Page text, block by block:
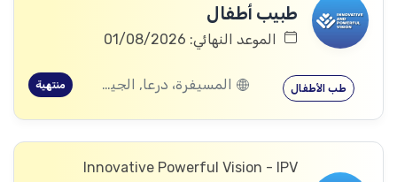
طبيب أطفال
الموعد النهائي: 01/08/2026
طب الأطفال المسيفرة، درعا, الجيزة، درعا, بصر الحرير، درعا منتهية
Innovative Powerful Vision - IPV